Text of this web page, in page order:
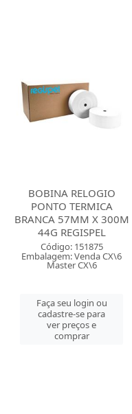
BOBINA RELOGIO
PONTO TERMICA
BRANCA 57MM X 300M
44G REGISPEL
Código: 151875
Embalagem: Venda CX\6
Master CX\6
Faça seu login ou
cadastre-se para
ver preços e
comprar